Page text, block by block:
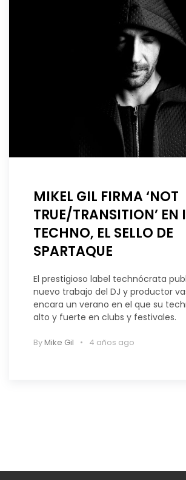
MIKEL GIL FIRMA ‘NOT
TRUE/TRANSITION’ EN
TECHNO, EL SELLO DE
SPARTAQUE
El prestigioso label technócrata
nuevo trabajo del DJ y productor
encara un verano en el que su
alto y fuerte en clubs y festivales.
ByMike Gil 4 años ago